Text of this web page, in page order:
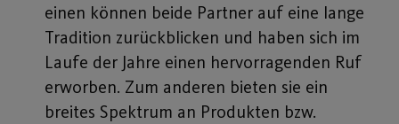
einen können beide Partner auf eine lange
Tradition zurückblicken und haben sich im
Laufe der Jahre einen hervorragenden Ruf
erworben. Zum anderen bieten sie ein
breites Spektrum an Produkten bzw.